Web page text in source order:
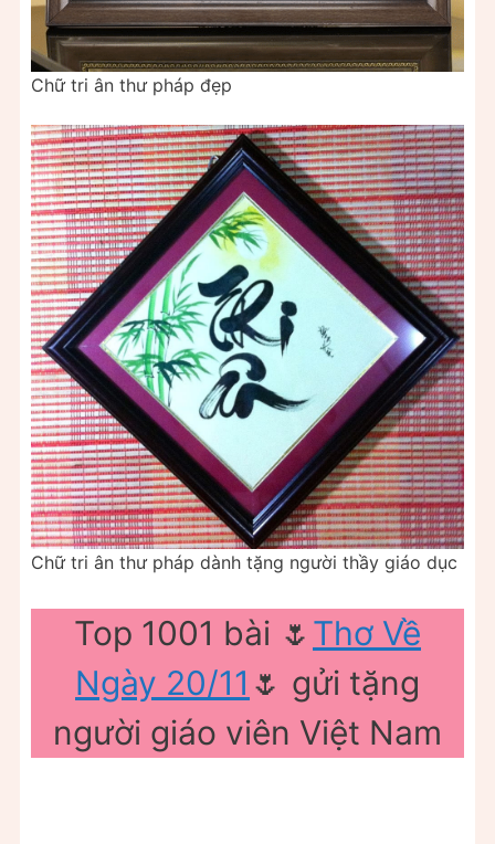
Chữ tri ân thư pháp đẹp
Chữ tri ân thư pháp dành tặng người thầy giáo dục
Top 1001 bài 🌷 Thơ Về
Ngày 20/11 🌷 gửi tặng
người giáo viên Việt Nam